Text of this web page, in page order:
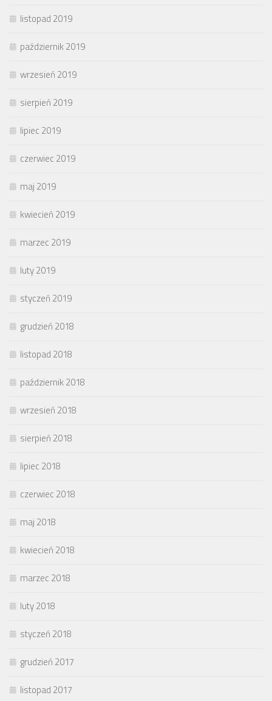
listopad 2019
październik 2019
wrzesień 2019
sierpień 2019
lipiec 2019
czerwiec 2019
maj 2019
kwiecień 2019
marzec 2019
luty 2019
styczeń 2019
grudzień 2018
listopad 2018
październik 2018
wrzesień 2018
sierpień 2018
lipiec 2018
czerwiec 2018
maj 2018
kwiecień 2018
marzec 2018
luty 2018
styczeń 2018
grudzień 2017
listopad 2017